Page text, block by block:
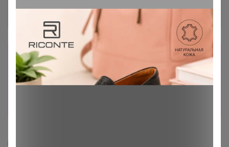
Сбор заказов в данной закупке
завершен.
К сожалению организатор еще не открыл